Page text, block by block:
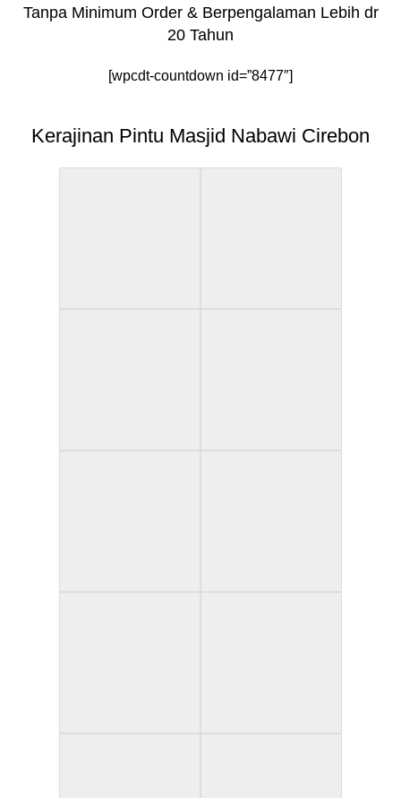
Tanpa Minimum Order & Berpengalaman Lebih dr
20 Tahun
[wpcdt-countdown id=”8477″]
Kerajinan Pintu Masjid Nabawi Cirebon